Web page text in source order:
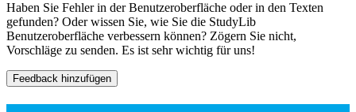
Haben Sie Fehler in der Benutzeroberfläche oder in den Texten
gefunden? Oder wissen Sie, wie Sie die StudyLib
Benutzeroberfläche verbessern können? Zögern Sie nicht,
Vorschläge zu senden. Es ist sehr wichtig für uns!
Feedback hinzufügen